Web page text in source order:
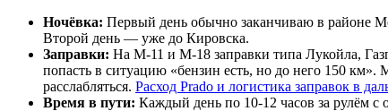
Ночёвка: Первый день обычно заканчиваю в районе
Второй день — уже до Кировска.
Заправки: На М-11 и М-18 заправки типа Лукойла,
попасть в ситуацию «бензин есть, но до него 150 км».
расслабляться. Расход Prado и логистика заправок в
Время в пути: Каждый день по 10-12 часов за рулём с